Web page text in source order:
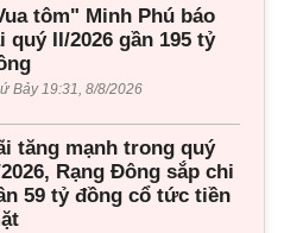
tôm" Minh Phú báo
quý II/2026 gần 195 tỷ
Bảy 19:31, 8/8/2026
tăng mạnh trong quý
2026, Rạng Đông sắp chi
59 tỷ đồng cổ tức tiền